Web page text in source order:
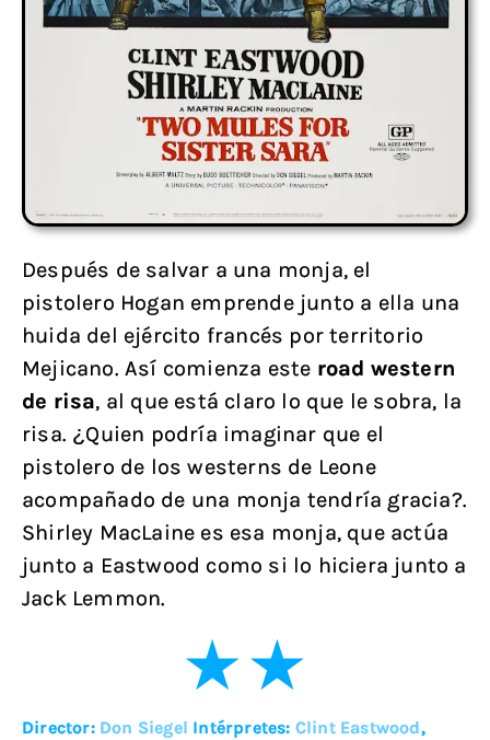
Después de salvar a una monja, el
pistolero Hogan emprende junto a ella una
huida del ejército francés por territorio
Mejicano. Así comienza este road western
de risa, al que está claro lo que le sobra, la
risa. ¿Quien podría imaginar que el
pistolero de los westerns de Leone
acompañado de una monja tendría gracia?.
Shirley MacLaine es esa monja, que actúa
junto a Eastwood como si lo hiciera junto a
Jack Lemmon.
Director: Don Siegel Intérpretes: Clint Eastwood,